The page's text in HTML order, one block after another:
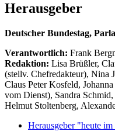
Herausgeber
Deutscher Bundestag,
Verantwortlich: Frank
Redaktion: Lisa Brüßler,
(stellv. Chefredakteur), Nina
Claus Peter Kosfeld,
vom Dienst), Sandra
Helmut Stoltenberg,
Herausgeber "heute